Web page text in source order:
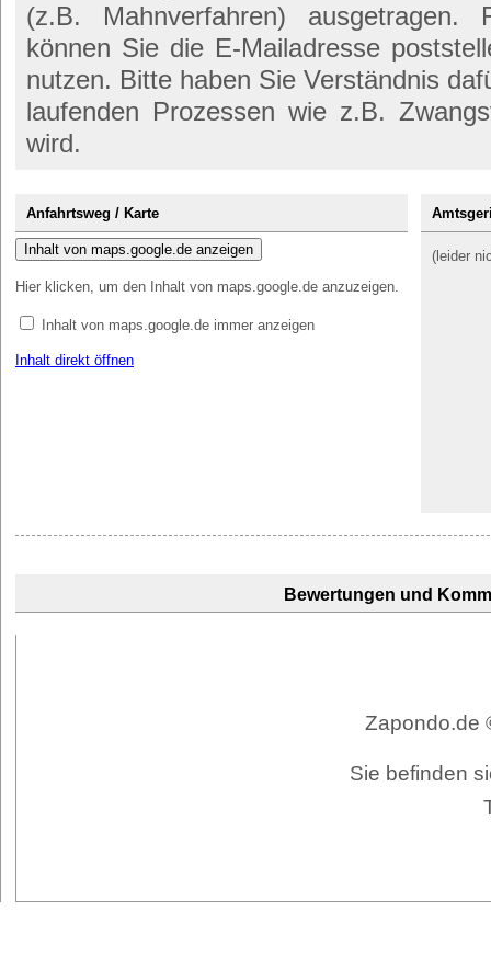
(z.B. Mahnverfahren) ausgetragen.
können Sie die E-Mailadresse
nutzen. Bitte haben Sie Verständnis
laufenden Prozessen wie z.B.
wird.
Anfahrtsweg / Karte
Inhalt von maps.google.de anzeigen
Hier klicken, um den Inhalt von maps.google.de anzuzeigen.
Inhalt von maps.google.de immer anzeigen
Inhalt direkt öffnen
(leider
Bewertungen und
Zapondo.de
Sie befinden